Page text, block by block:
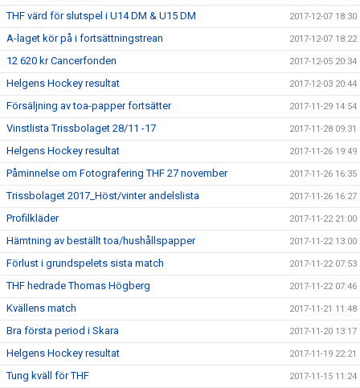
THF värd för slutspel i U14 DM & U15 DM 2017-12-07 18:30
A-laget kör på i fortsättningstrean 2017-12-07 18:22
12 620 kr Cancerfonden 2017-12-05 20:34
Helgens Hockey resultat 2017-12-03 20:44
Försäljning av toa-papper fortsätter 2017-11-29 14:54
Vinstlista Trissbolaget 28/11 -17 2017-11-28 09:31
Helgens Hockey resultat 2017-11-26 19:49
Påminnelse om Fotografering THF 27 november 2017-11-26 16:35
Trissbolaget 2017_Höst/vinter andelslista 2017-11-26 16:27
Profilkläder 2017-11-22 21:00
Hämtning av beställt toa/hushållspapper 2017-11-22 13:00
Förlust i grundspelets sista match 2017-11-22 07:53
THF hedrade Thomas Högberg 2017-11-22 07:46
Kvällens match 2017-11-21 11:48
Bra första period i Skara 2017-11-20 13:17
Helgens Hockey resultat 2017-11-19 22:21
Tung kväll för THF 2017-11-15 11:24